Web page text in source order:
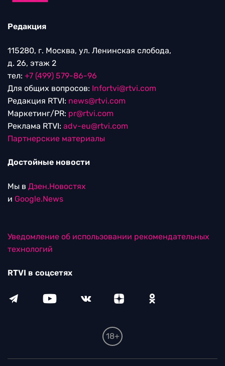
Редакция
115280, г. Москва, ул. Ленинская слобода,
д. 26, этаж 2
тел: +7 (499) 579-86-96
Для общих вопросов: Infortvi@rtvi.com
Редакция RTVI: news@rtvi.com
Маркетинг/PR: pr@rtvi.com
Реклама RTVI: adv-eu@rtvi.com
Партнерские материалы
Достойные новости
Мы в Дзен.Новостях
и Google.News
Уведомление об использовании рекомендательных
технологий
RTVI в соцсетях
18+